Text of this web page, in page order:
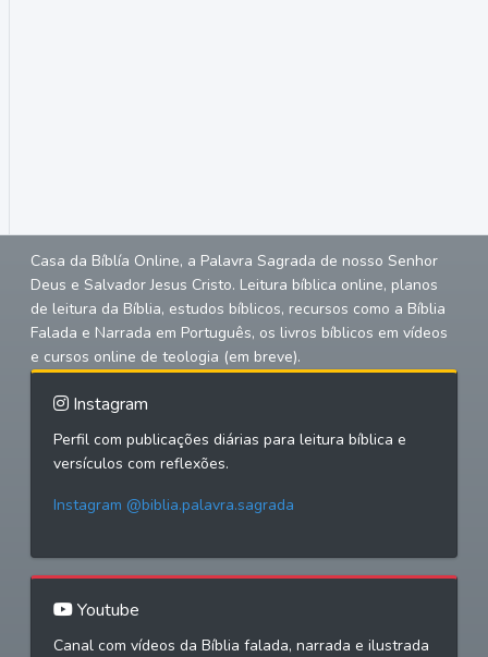
Casa da Bíblía Online, a Palavra Sagrada de nosso Senhor
Deus e Salvador Jesus Cristo. Leitura bíblica online, planos
de leitura da Bíblia, estudos bíblicos, recursos como a Bíblia
Falada e Narrada em Português, os livros bíblicos em vídeos
e cursos online de teologia (em breve).
Instagram
Perfil com publicações diárias para leitura bíblica e
versículos com reflexões.
Instagram @biblia.palavra.sagrada
Youtube
Canal com vídeos da Bíblia falada, narrada e ilustrada